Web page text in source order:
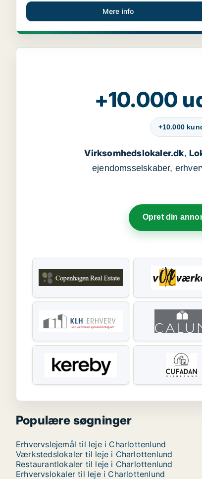
Mere info
+10.000
+10.000
Virksomhedslokaler.dk,
ejendomsselskaber,
Opret din
Populære søgninger
Erhvervslejemål til leje i Charlottenlund
Værkstedslokaler til leje i Charlottenlund
Restaurantlokaler til leje i Charlottenlund
Erhvervslokaler til leje i Charlottenlund